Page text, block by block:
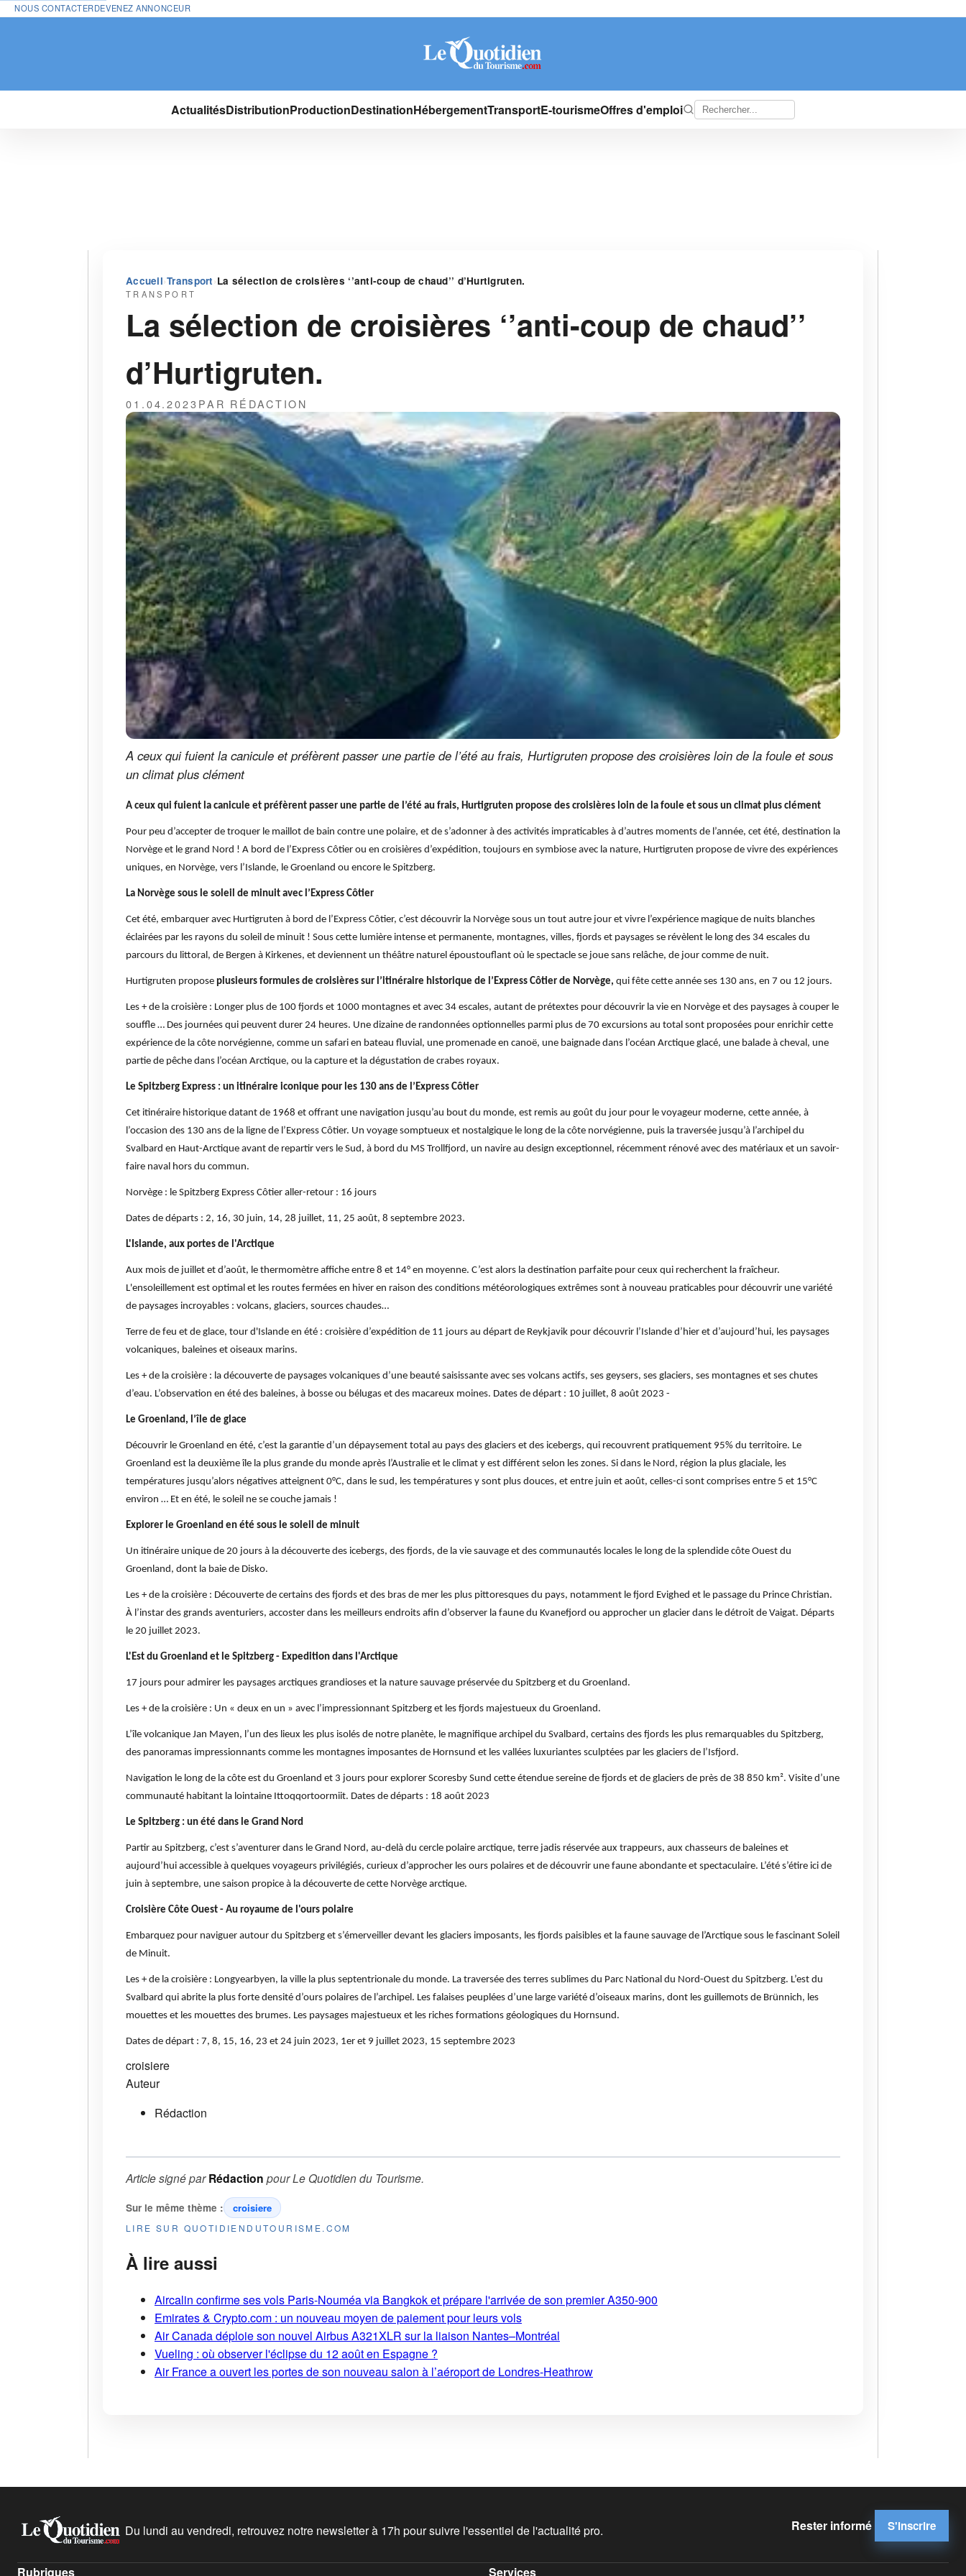
NOUS CONTACTERDEVENEZ ANNONCEUR
ActualitésDistributionProductionDestinationHébergementTransportE-tourismeOffres d'emploi
Accueil›Transport ›La sélection de croisières ‘’anti-coup de chaud’’ d’Hurtigruten.
TRANSPORT
La sélection de croisières ‘’anti-coup de chaud’’
d’Hurtigruten.
01.04.2023PAR RÉDACTION
A ceux qui fuient la canicule et préfèrent passer une partie de l’été au frais, Hurtigruten propose des croisières loin de la foule et sous
un climat plus clément
A ceux qui fuient la canicule et préfèrent passer une partie de l’été au frais, Hurtigruten propose des croisières loin de la foule et sous un climat plus clément
Pour peu d’accepter de troquer le maillot de bain contre une polaire, et de s’adonner à des activités impraticables à d’autres moments de l’année, cet été, destination la
Norvège et le grand Nord ! A bord de l’Express Côtier ou en croisières d’expédition, toujours en symbiose avec la nature, Hurtigruten propose de vivre des expériences
uniques, en Norvège, vers l’Islande, le Groenland ou encore le Spitzberg.
La Norvège sous le soleil de minuit avec l’Express Côtier
Cet été, embarquer avec Hurtigruten à bord de l’Express Côtier, c’est découvrir la Norvège sous un tout autre jour et vivre l’expérience magique de nuits blanches
éclairées par les rayons du soleil de minuit ! Sous cette lumière intense et permanente, montagnes, villes, fjords et paysages se révèlent le long des 34 escales du
parcours du littoral, de Bergen à Kirkenes, et deviennent un théâtre naturel époustouflant où le spectacle se joue sans relâche, de jour comme de nuit.
Hurtigruten propose plusieurs formules de croisières sur l’itinéraire historique de l’Express Côtier de Norvège, qui fête cette année ses 130 ans, en 7 ou 12 jours.
Les + de la croisière : Longer plus de 100 fjords et 1000 montagnes et avec 34 escales, autant de prétextes pour découvrir la vie en Norvège et des paysages à couper le
souffle … Des journées qui peuvent durer 24 heures. Une dizaine de randonnées optionnelles parmi plus de 70 excursions au total sont proposées pour enrichir cette
expérience de la côte norvégienne, comme un safari en bateau fluvial, une promenade en canoë, une baignade dans l’océan Arctique glacé, une balade à cheval, une
partie de pêche dans l’océan Arctique, ou la capture et la dégustation de crabes royaux.
Le Spitzberg Express : un itinéraire iconique pour les 130 ans de l’Express Côtier
Cet itinéraire historique datant de 1968 et offrant une navigation jusqu’au bout du monde, est remis au goût du jour pour le voyageur moderne, cette année, à
l’occasion des 130 ans de la ligne de l’Express Côtier. Un voyage somptueux et nostalgique le long de la côte norvégienne, puis la traversée jusqu’à l’archipel du
Svalbard en Haut-Arctique avant de repartir vers le Sud, à bord du MS Trollfjord, un navire au design exceptionnel, récemment rénové avec des matériaux et un savoir-
faire naval hors du commun.
Norvège : le Spitzberg Express Côtier aller-retour : 16 jours
Dates de départs : 2, 16, 30 juin, 14, 28 juillet, 11, 25 août, 8 septembre 2023.
L'Islande, aux portes de l'Arctique
Aux mois de juillet et d’août, le thermomètre affiche entre 8 et 14° en moyenne. C’est alors la destination parfaite pour ceux qui recherchent la fraîcheur.
L'ensoleillement est optimal et les routes fermées en hiver en raison des conditions météorologiques extrêmes sont à nouveau praticables pour découvrir une variété
de paysages incroyables : volcans, glaciers, sources chaudes…
Terre de feu et de glace, tour d'Islande en été : croisière d’expédition de 11 jours au départ de Reykjavik pour découvrir l’Islande d’hier et d’aujourd’hui, les paysages
volcaniques, baleines et oiseaux marins.
Les + de la croisière : la découverte de paysages volcaniques d’une beauté saisissante avec ses volcans actifs, ses geysers, ses glaciers, ses montagnes et ses chutes
d’eau. L’observation en été des baleines, à bosse ou bélugas et des macareux moines. Dates de départ : 10 juillet, 8 août 2023 -
Le Groenland, l’île de glace
Découvrir le Groenland en été, c’est la garantie d’un dépaysement total au pays des glaciers et des icebergs, qui recouvrent pratiquement 95% du territoire. Le
Groenland est la deuxième île la plus grande du monde après l’Australie et le climat y est différent selon les zones. Si dans le Nord, région la plus glaciale, les
températures jusqu’alors négatives atteignent 0°C, dans le sud, les températures y sont plus douces, et entre juin et août, celles-ci sont comprises entre 5 et 15°C
environ … Et en été, le soleil ne se couche jamais !
Explorer le Groenland en été sous le soleil de minuit
Un itinéraire unique de 20 jours à la découverte des icebergs, des fjords, de la vie sauvage et des communautés locales le long de la splendide côte Ouest du
Groenland, dont la baie de Disko.
Les + de la croisière : Découverte de certains des fjords et des bras de mer les plus pittoresques du pays, notamment le fjord Evighed et le passage du Prince Christian.
À l’instar des grands aventuriers, accoster dans les meilleurs endroits afin d’observer la faune du Kvanefjord ou approcher un glacier dans le détroit de Vaigat. Départs
le 20 juillet 2023.
L'Est du Groenland et le Spitzberg - Expedition dans l'Arctique
17 jours pour admirer les paysages arctiques grandioses et la nature sauvage préservée du Spitzberg et du Groenland.
Les + de la croisière : Un « deux en un » avec l’impressionnant Spitzberg et les fjords majestueux du Groenland.
L’île volcanique Jan Mayen, l’un des lieux les plus isolés de notre planète, le magnifique archipel du Svalbard, certains des fjords les plus remarquables du Spitzberg,
des panoramas impressionnants comme les montagnes imposantes de Hornsund et les vallées luxuriantes sculptées par les glaciers de l’Isfjord.
Navigation le long de la côte est du Groenland et 3 jours pour explorer Scoresby Sund cette étendue sereine de fjords et de glaciers de près de 38 850 km². Visite d’une
communauté habitant la lointaine Ittoqqortoormiit. Dates de départs : 18 août 2023
Le Spitzberg : un été dans le Grand Nord
Partir au Spitzberg, c’est s’aventurer dans le Grand Nord, au-delà du cercle polaire arctique, terre jadis réservée aux trappeurs, aux chasseurs de baleines et
aujourd’hui accessible à quelques voyageurs privilégiés, curieux d’approcher les ours polaires et de découvrir une faune abondante et spectaculaire. L’été s’étire ici de
juin à septembre, une saison propice à la découverte de cette Norvège arctique.
Croisière Côte Ouest - Au royaume de l'ours polaire
Embarquez pour naviguer autour du Spitzberg et s’émerveiller devant les glaciers imposants, les fjords paisibles et la faune sauvage de l’Arctique sous le fascinant Soleil
de Minuit.
Les + de la croisière : Longyearbyen, la ville la plus septentrionale du monde. La traversée des terres sublimes du Parc National du Nord-Ouest du Spitzberg. L’est du
Svalbard qui abrite la plus forte densité d’ours polaires de l’archipel. Les falaises peuplées d’une large variété d’oiseaux marins, dont les guillemots de Brünnich, les
mouettes et les mouettes des brumes. Les paysages majestueux et les riches formations géologiques du Hornsund.
Dates de départ : 7, 8, 15, 16, 23 et 24 juin 2023, 1er et 9 juillet 2023, 15 septembre 2023
croisiere
Auteur
Rédaction
Article signé parRédaction pourLe Quotidien du Tourisme.
Sur le même thème : croisiere
LIRE SUR QUOTIDIENDUTOURISME.COM
À lire aussi
Aircalin confirme ses vols Paris-Nouméa via Bangkok et prépare l'arrivée de son premier A350-900
Emirates & Crypto.com : un nouveau moyen de paiement pour leurs vols
Air Canada déploie son nouvel Airbus A321XLR sur la liaison Nantes–Montréal
Vueling : où observer l'éclipse du 12 août en Espagne ?
Air France a ouvert les portes de son nouveau salon à l’aéroport de Londres-Heathrow
Du lundi au vendredi, retrouvez notre newsletter à 17h pour suivre l'essentiel de l'actualité pro. Rester informé S'inscrire
Rubriques Services